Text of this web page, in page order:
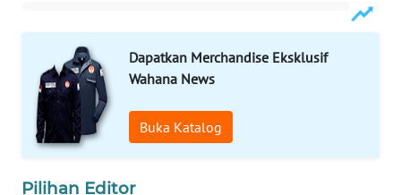
Dapatkan Merchandise Eksklusif
Wahana News
Buka Katalog
Pilihan Editor
LPKKI
LKKI
KOPEKLIN